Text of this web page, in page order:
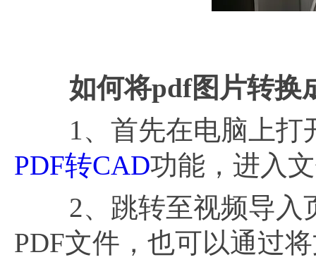
如何将pdf图片转换
1、首先在电脑上打
PDF转CAD功能，进入
2、跳转至视频导入
PDF文件，也可以通过